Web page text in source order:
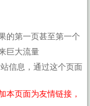
的第一页甚至第一个
巨大流量
信息，通过这个页面
本页面为友情链接，